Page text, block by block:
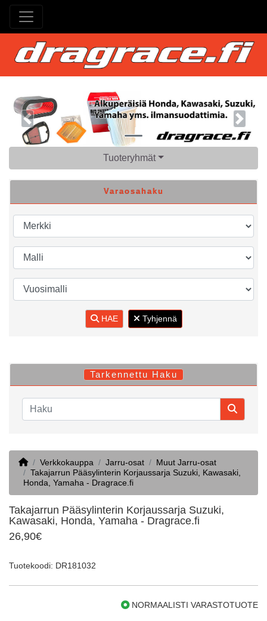
Previous Next
Tuoteryhmät
Varaosahaku
HAE Tyhjennä
Tarkennettu Haku
HomeVerkkokauppa Jarru-osat
Muut Jarru-osat
Takajarrun Pääsylinterin Korjaussarja Suzuki, Kawasaki,
Honda, Yamaha - Dragrace.fi
Takajarrun Pääsylinterin Korjaussarja Suzuki,
Kawasaki, Honda, Yamaha - Dragrace.fi
26,90€
Tuotekoodi: DR181032
NORMAALISTI VARASTOTUOTE